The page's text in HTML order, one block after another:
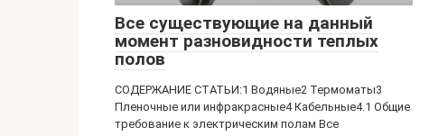
Все существующие на данный
момент разновидности теплых
полов
СОДЕРЖАНИЕ СТАТЬИ:1 Водяные2 Термоматы3
Пленочные или инфракрасные4 Кабельные4.1 Общие
требование к электрическим полам Все